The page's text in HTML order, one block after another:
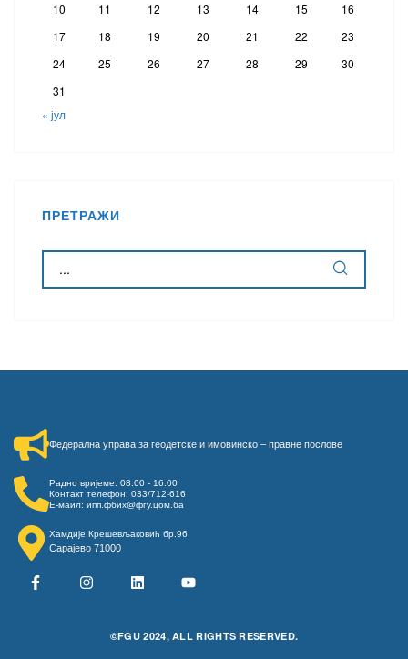
10
11 12 13 14 15
16
17
18 19 20 21 22
23
24
25 26 27 28 29
30
31
« јул
ПРЕТРАЖИ
Федерална управа за геодетске и имовинско – правне послове​
Радно вријеме: 08:00 - 16:00
Контакт телефон: 033/712-616
Е-маил: ипп.фбих@фгу.цом.ба
Хамдије Крешевљаковић бр.96
Сарајево 71000
©FGU 2024, ALL RIGHTS RESERVED.